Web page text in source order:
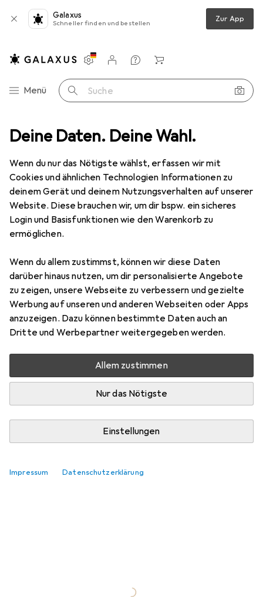
Deine Daten. Deine Wahl.
Wenn du nur das Nötigste wählst, erfassen wir mit
Cookies und ähnlichen Technologien Informationen zu
deinem Gerät und deinem Nutzungsverhalten auf unserer
Website. Diese brauchen wir, um dir bspw. ein sicheres
Login und Basisfunktionen wie den Warenkorb zu
ermöglichen.
Wenn du allem zustimmst, können wir diese Daten
darüber hinaus nutzen, um dir personalisierte Angebote
zu zeigen, unsere Webseite zu verbessern und gezielte
Werbung auf unseren und anderen Webseiten oder Apps
anzuzeigen. Dazu können bestimmte Daten auch an
Dritte und Werbepartner weitergegeben werden.
Allem zustimmen
Nur das Nötigste
Einstellungen
Impressum Datenschutzerklärung
Galaxus
Schneller finden und bestellen Zur App
Navigation nach Kategorien
Menü Suche
Einstellungen
Kundenkonto
Vergleichslisten
Merklisten
Warenkorb
We are Tokyo
Kategorien anzeigen